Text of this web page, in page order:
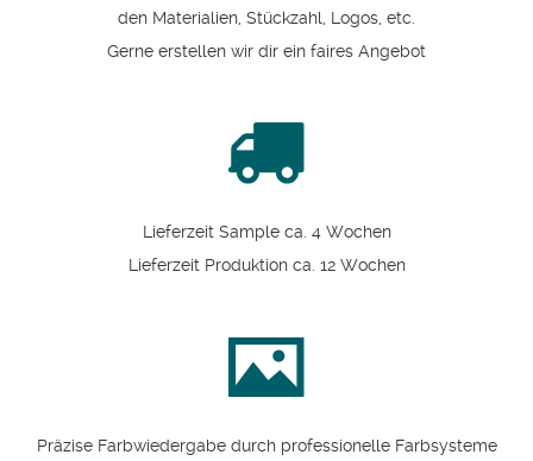
den Materialien, Stückzahl, Logos, etc.
Gerne erstellen wir dir ein faires Angebot
Lieferzeit Sample ca. 4 Wochen
Lieferzeit Produktion ca. 12 Wochen
Präzise Farbwiedergabe durch professionelle Farbsysteme